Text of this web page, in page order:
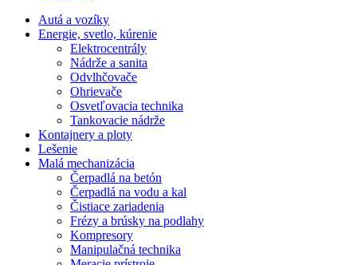
Autá a vozíky
Energie, svetlo, kúrenie
Elektrocentrály
Nádrže a sanita
Odvlhčovače
Ohrievače
Osvetľovacia technika
Tankovacie nádrže
Kontajnery a ploty
Lešenie
Malá mechanizácia
Čerpadlá na betón
Čerpadlá na vodu a kal
Čistiace zariadenia
Frézy a brúsky na podlahy
Kompresory
Manipulačná technika